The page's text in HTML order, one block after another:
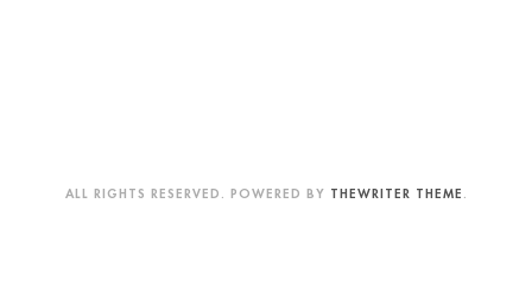
ALL RIGHTS RESERVED. POWERED BY THEWRITER THEME